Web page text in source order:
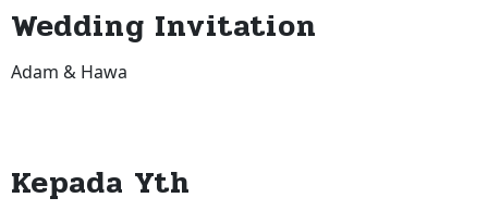
Wedding Invitation
Adam & Hawa
Kepada Yth